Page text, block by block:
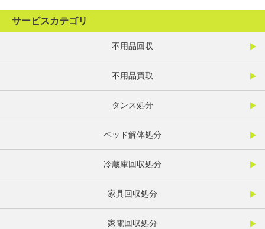
サービスカテゴリ
不用品回収
不用品買取
タンス処分
ベッド解体処分
冷蔵庫回収処分
家具回収処分
家電回収処分